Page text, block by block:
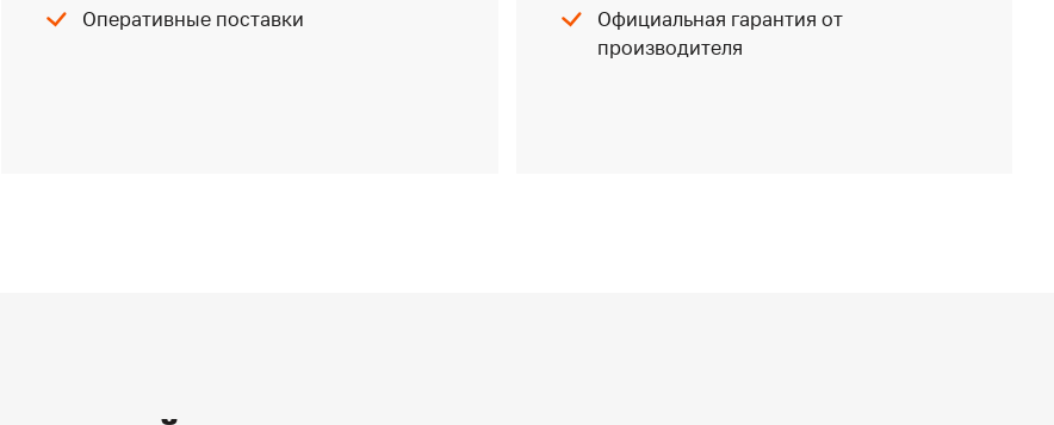
Оперативные поставки
Официальная гарантия от
производителя